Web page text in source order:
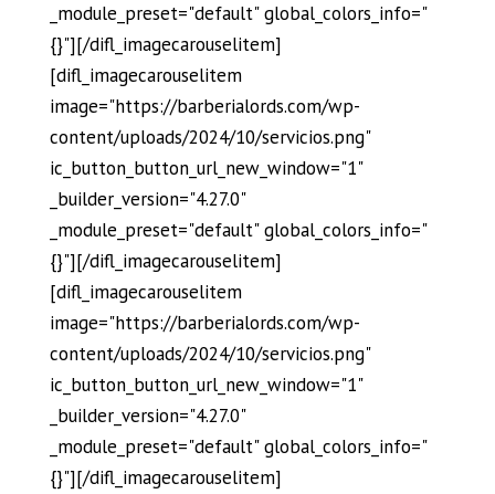
_module_preset="default" global_colors_info="
{}"][/difl_imagecarouselitem]
[difl_imagecarouselitem
image="https://barberialords.com/wp-
content/uploads/2024/10/servicios.png"
ic_button_button_url_new_window="1"
_builder_version="4.27.0"
_module_preset="default" global_colors_info="
{}"][/difl_imagecarouselitem]
[difl_imagecarouselitem
image="https://barberialords.com/wp-
content/uploads/2024/10/servicios.png"
ic_button_button_url_new_window="1"
_builder_version="4.27.0"
_module_preset="default" global_colors_info="
{}"][/difl_imagecarouselitem]